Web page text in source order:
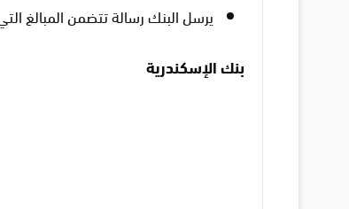
يرسل البنك رسالة تتضمن المبالغ
بنك الإسكندرية